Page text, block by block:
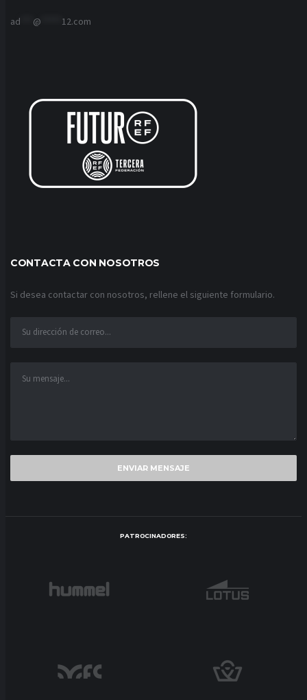
ad @ 12.com
CONTACTA CON NOSOTROS
Si desea contactar con nosotros, rellene el siguiente formulario.
PATROCINADORES: